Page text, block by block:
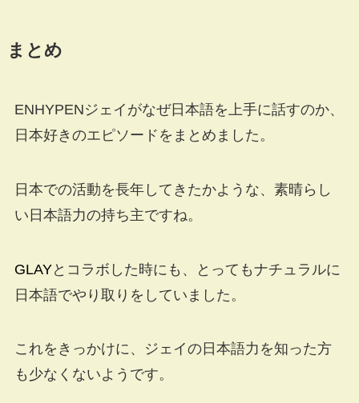
まとめ
ENHYPENジェイがなぜ日本語を上手に話すのか、
日本好きのエピソードをまとめました。
日本での活動を長年してきたかような、素晴らし
い日本語力の持ち主ですね。
GLAYとコラボした時にも、とってもナチュラルに
日本語でやり取りをしていました。
これをきっかけに、ジェイの日本語力を知った方
も少なくないようです。